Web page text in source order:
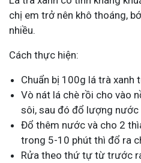
chị em trở nên khô thoáng,
nhiều.
Cách thực hiện:
Chuẩn bị 100g lá trà xanh
Vò nát lá chè rồi cho vào
sôi, sau đó đổ lượng nước
Đổ thêm nước và cho 2
trong 5-10 phút thì đổ ra
Rửa theo thứ tự từ trước